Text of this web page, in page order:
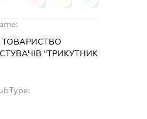
"ТРИКУТНИК